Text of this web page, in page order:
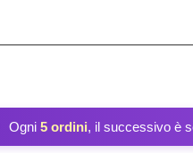
Ogni 5 ordini, il successivo è